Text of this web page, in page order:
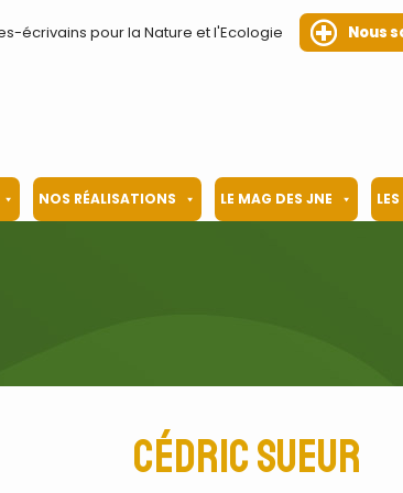
écrivains pour la Nature et l'Ecologie Nous
NOS RÉALISATIONS LE MAG DES JNE
Cédric Sueur